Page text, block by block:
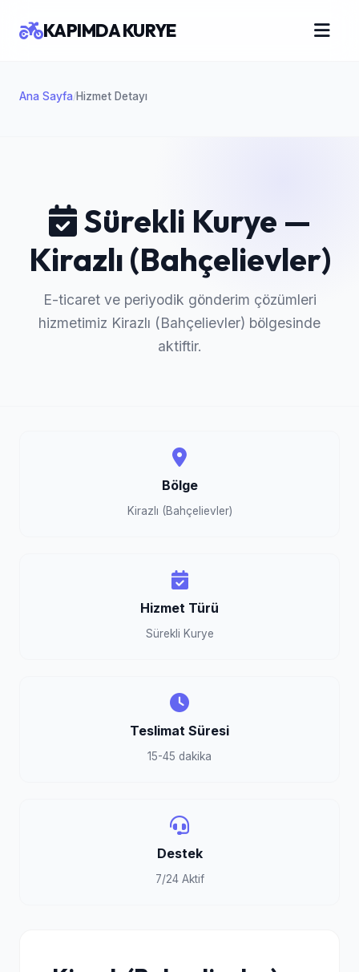
Ana Sayfa/Hizmet Detayı
KAPIMDA KURYE
Sürekli Kurye —
Kirazlı (Bahçelievler)
E-ticaret ve periyodik gönderim çözümleri
hizmetimiz Kirazlı (Bahçelievler) bölgesinde
aktiftir.
Bölge
Kirazlı (Bahçelievler)
Hizmet Türü
Sürekli Kurye
Teslimat Süresi
15-45 dakika
Destek
7/24 Aktif